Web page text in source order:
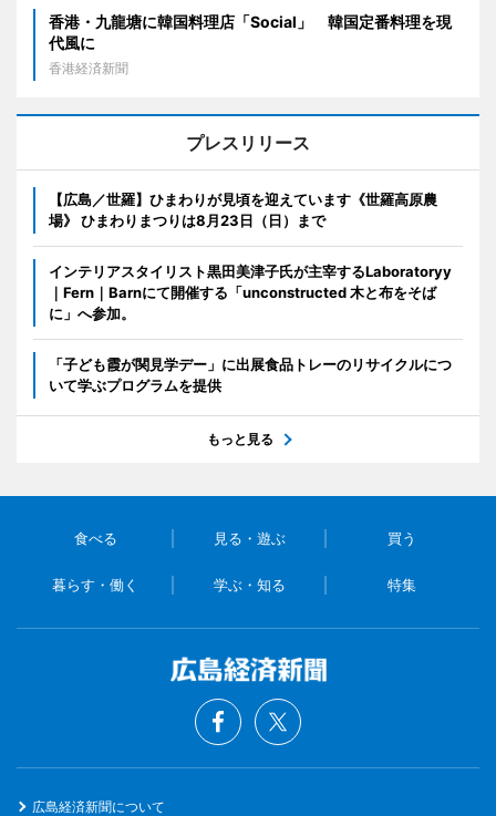
香港・九龍塘に韓国料理店「Social」 韓国定番料理を現
代風に
香港経済新聞
プレスリリース
【広島／世羅】ひまわりが見頃を迎えています《世羅高原農
場》 ひまわりまつりは8月23日（日）まで
インテリアスタイリスト黒田美津子氏が主宰するLaboratoryy
｜Fern｜Barnにて開催する「unconstructed 木と布をそば
に」へ参加。
「子ども霞が関見学デー」に出展食品トレーのリサイクルにつ
いて学ぶプログラムを提供
もっと見る
食べる 見る・遊ぶ 買う
暮らす・働く 学ぶ・知る 特集
広島経済新聞について